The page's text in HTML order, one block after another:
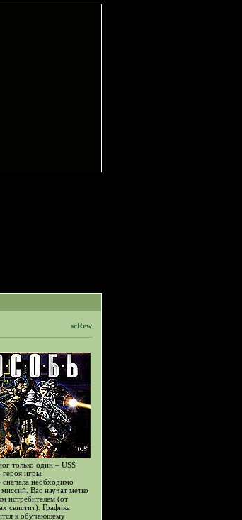
scRew
только один – USS
игры.
сначала необходимо
Вас научат метко
истребителем (от
свистит). Графика
к обучающему